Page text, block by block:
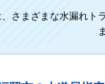
さまざまな水漏れト